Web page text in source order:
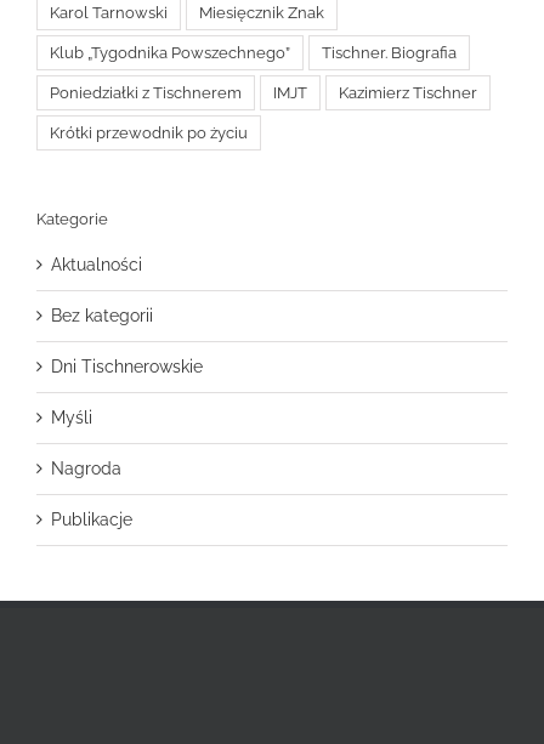
Karol Tarnowski Miesięcznik Znak
Klub „Tygodnika Powszechnego” Tischner. Biografia
Poniedziałki z Tischnerem IMJT Kazimierz Tischner
Krótki przewodnik po życiu
Kategorie
Aktualności
Bez kategorii
Dni Tischnerowskie
Myśli
Nagroda
Publikacje